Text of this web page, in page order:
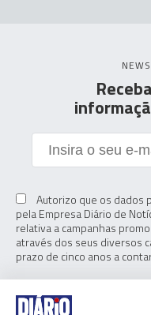
Autorizo que os dados
pela Empresa Diário de
relativa a campanhas
através dos seus diversos
prazo de cinco anos a